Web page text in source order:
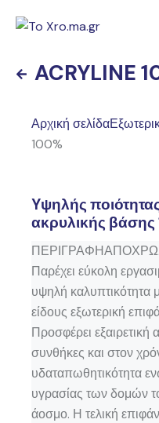
ACRYLINE
Αρχική σελίδα
100%
Yψηλής
ακρυλικής βάσης
ΠΕΡΙΓΡΑΦΗ
Παρέχει εύκολη
υψηλή
είδους εξωτερική
Προσφέρει εξαιρετική
συνθήκες και στον
υδαταπωθητικότητα
υγρασίας των δομών
άοσμο. Η τελική